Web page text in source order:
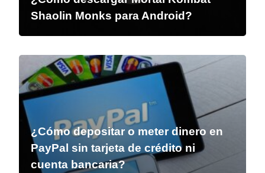
Shaolin Monks para Android?
¿Cómo depositar o meter dinero en
PayPal sin tarjeta de crédito ni
cuenta bancaria?